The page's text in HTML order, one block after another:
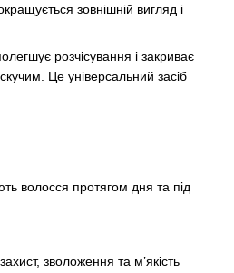
зовнішній вигляд і
розчісування і закриває
Це універсальний засіб
волосся протягом дня та під
зволоження та м’якість